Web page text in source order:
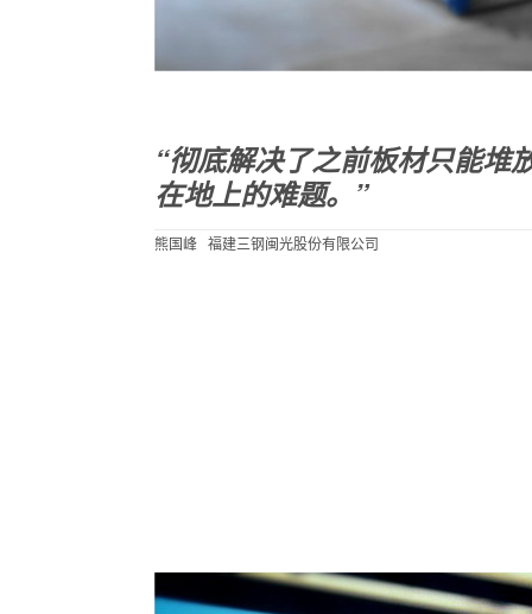
“彻底解决了之前板材只能堆
在地上的难题。”
熊国峰 福建三钢闽光股份有限公司